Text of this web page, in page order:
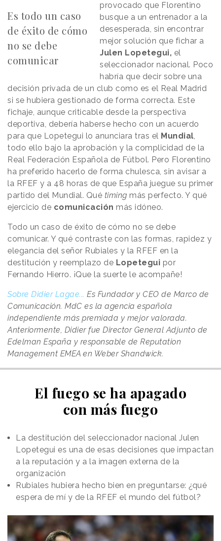
Es todo un caso
de éxito de cómo
no se debe
comunicar
provocado que Florentino
busque a un entrenador a la
desesperada, sin encontrar
mejor solución que fichar a
Julen Lopetegui, el
seleccionador nacional. Poco
habría que decir sobre una
decisión privada de un club como es el Real Madrid
si se hubiera gestionado de forma correcta. Este
fichaje, aunque criticable desde la perspectiva
deportiva, debería haberse hecho con un acuerdo
para que Lopetegui lo anunciara tras el Mundial,
todo ello bajo la aprobación y la complicidad de la
Real Federación Española de Fútbol. Pero Florentino
ha preferido hacerlo de forma chulesca, sin avisar a
la RFEF y a 48 horas de que España juegue su primer
partido del Mundial. Qué timing más perfecto. Y qué
ejercicio de comunicación más idóneo.
Todo un caso de éxito de cómo no se debe
comunicar. Y qué contraste con las formas, rapidez y
elegancia del señor Rubiales y la RFEF en la
destitución y reemplazo de Lopetegui por
Fernando Hierro. ¡Que la suerte le acompañe!
Sobre Didier Lagae... Es Fundador y CEO de Marco de
Comunicación. MdC es la agencia española
independiente más premiada y mejor valorada.
Anteriormente, Didier fue Director General Adjunto de
Edelman España y responsable de Reputation
Management EMEA en Weber Shandwick.
El fuego se ha apagado
con más fuego
La destitución del seleccionador nacional Julen
Lopetegui es una de esas decisiones que impactan
a la reputación y a la imagen externa de la
organización
Rubiales hubiera hecho bien en preguntarse: ¿qué
espera de mí y de la RFEF el mundo del fútbol?